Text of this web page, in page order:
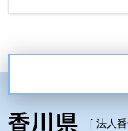
[ 法人